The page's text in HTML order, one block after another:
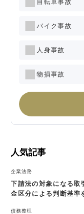
自転車事故
バイク事故
人身事故
物損事故
人気記事
企業法務
下請法の対象になる取
金区分による判断基準
債務整理